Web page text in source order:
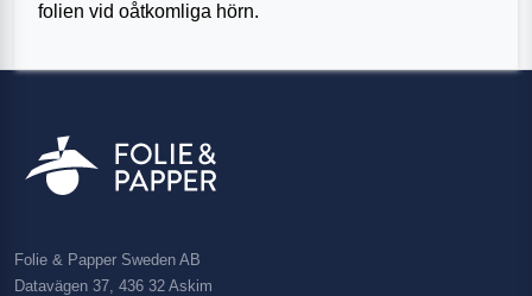
folien vid oåtkomliga hörn.
Folie & Papper Sweden AB
Datavägen 37, 436 32 Askim